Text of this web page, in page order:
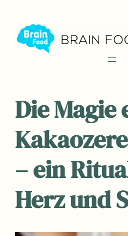
Inhalt
springen
Die Magie
– ein
Herz und